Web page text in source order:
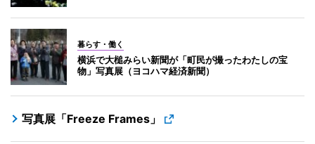
暮らす・働く
横浜で大槌みらい新聞が「町民が撮ったわたしの宝
物」写真展（ヨコハマ経済新聞）
写真展「Freeze Frames」